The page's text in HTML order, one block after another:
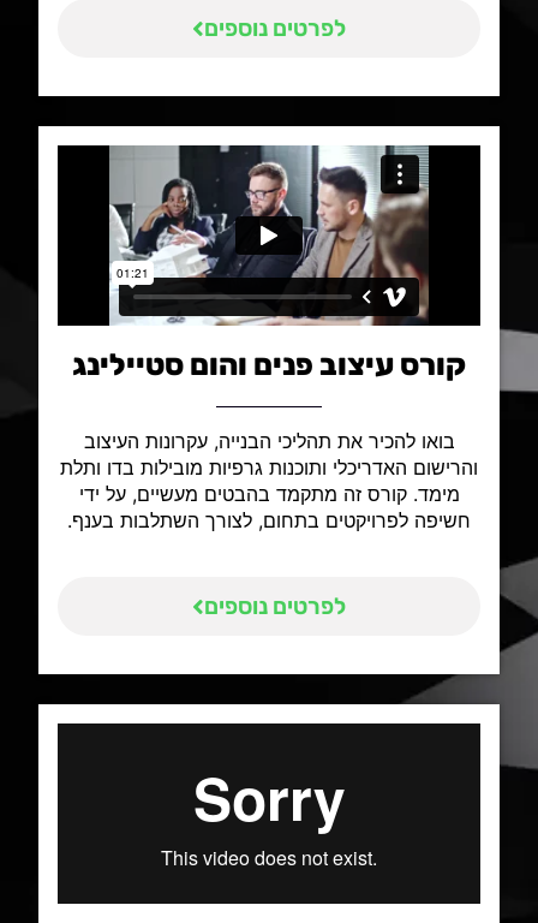
לפרטים נוספים
קורס עיצוב פנים והום סטיילינג
בואו להכיר את תהליכי הבנייה, עקרונות העיצוב
והרישום האדריכלי ותוכנות גרפיות מובילות בדו ותלת
מימד. קורס זה מתקמד בהבטים מעשיים, על ידי
חשיפה לפרויקטים בתחום, לצורך השתלבות בענף.
לפרטים נוספים